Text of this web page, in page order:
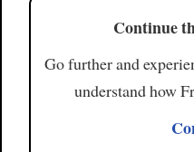
Continue
Go further and
understand how